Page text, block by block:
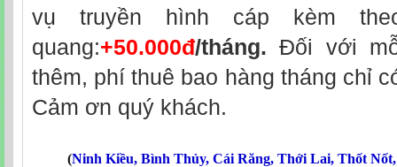
vụ truyền hình cáp kèm
quang:+50.000đ/tháng.Đối với
thêm, phí thuê bao hàng tháng chỉ
Cảm ơn quý khách.
(Ninh Kiều, Bình Thủy, Cái Răng, Thới Lai, Thốt Nốt